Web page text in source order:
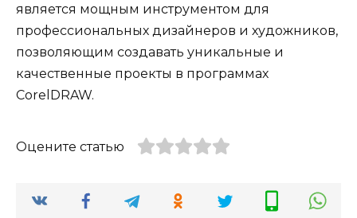
является мощным инструментом для
профессиональных дизайнеров и художников,
позволяющим создавать уникальные и
качественные проекты в программах
CorelDRAW.
Оцените статью